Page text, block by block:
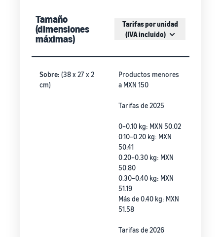
Tamaño
(dimensiones
máximas)
Tarifas por unidad
(IVA incluido)
Sobre: (38 x 27 x 2
cm)
Productos menores
a MXN 150
Tarifas de 2025
0–0.10 kg: MXN 50.02
0.10–0.20 kg: MXN
50.41
0.20–0.30 kg: MXN
50.80
0.30–0.40 kg: MXN
51.19
Más de 0.40 kg: MXN
51.58
Tarifas de 2026